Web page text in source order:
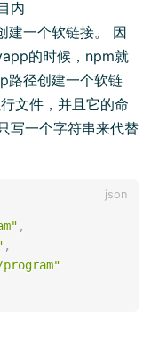
内
建一个软链接。 因
的时候，npm就
径创建一个软链
文件，并且它的命
写一个字符串来代替
,
,